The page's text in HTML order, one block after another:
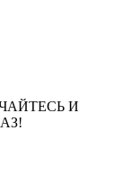
И